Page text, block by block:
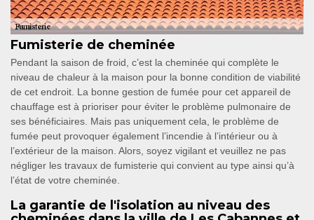
Fumisterie de cheminée
Pendant la saison de froid, c’est la cheminée qui complète le
niveau de chaleur à la maison pour la bonne condition de viabilité
de cet endroit. La bonne gestion de fumée pour cet appareil de
chauffage est à prioriser pour éviter le problème pulmonaire de
ses bénéficiaires. Mais pas uniquement cela, le problème de
fumée peut provoquer également l’incendie à l’intérieur ou à
l’extérieur de la maison. Alors, soyez vigilant et veuillez ne pas
négliger les travaux de fumisterie qui convient au type ainsi qu’à
l’état de votre cheminée.
La garantie de l'isolation au niveau des